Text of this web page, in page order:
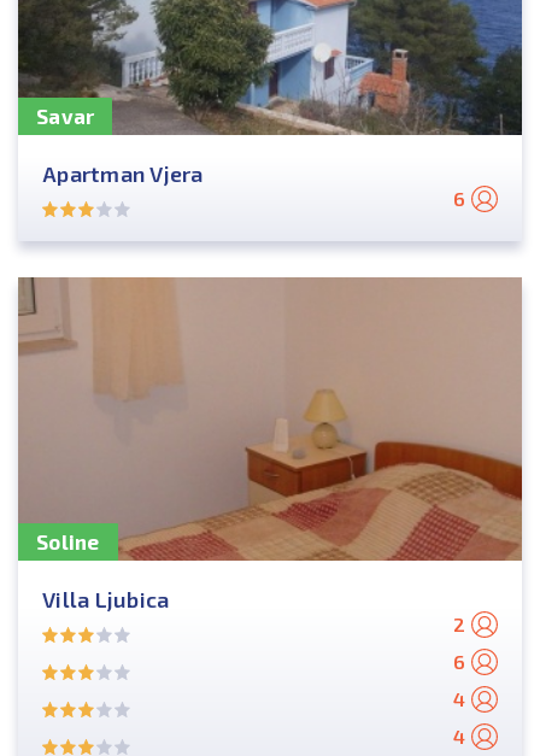
Savar
Apartman Vjera
6
Soline
Villa Ljubica
2
6
4
4